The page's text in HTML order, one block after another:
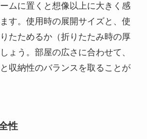
ムに置くと想像以上に大きく感
す。使用時の展開サイズと、使
たためるか（折りたたみ時の厚
ょう。部屋の広さに合わせて、
収納性のバランスを取ることが
性